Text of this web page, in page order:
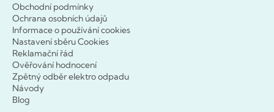
Obchodní podmínky
Ochrana osobních údajů
Informace o používání cookies
Nastavení sběru Cookies
Reklamační řád
Ověřování hodnocení
Zpětný odběr elektro odpadu
Návody
Blog